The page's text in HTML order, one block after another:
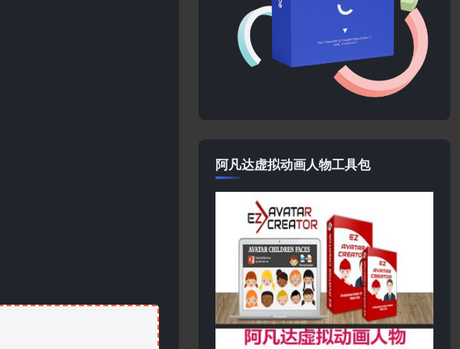
阿凡达虚拟动画人物工具包